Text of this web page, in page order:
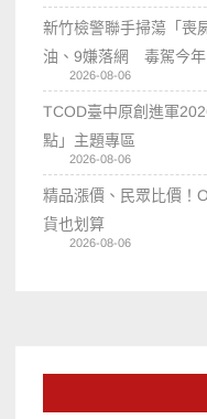
新竹檢警聯手掃蕩「喪
油、9嫌落網 毒駕今
2026-08-06
TCOD臺中原創進軍
點」主題專區
2026-08-06
精品漲價、民眾比價！
貨也划算
2026-08-06